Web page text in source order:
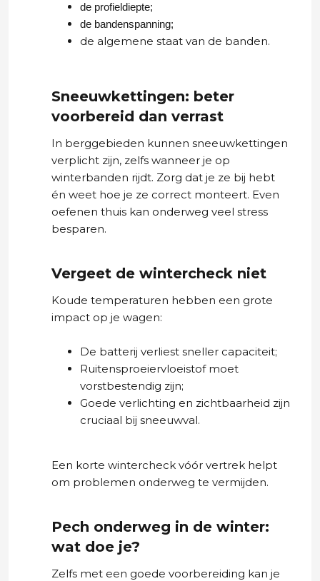
de profieldiepte;
de bandenspanning;
de algemene staat van de banden.
Sneeuwkettingen: beter
voorbereid dan verrast
In berggebieden kunnen sneeuwkettingen
verplicht zijn, zelfs wanneer je op
winterbanden rijdt. Zorg dat je ze bij hebt
én weet hoe je ze correct monteert. Even
oefenen thuis kan onderweg veel stress
besparen.
Vergeet de wintercheck niet
Koude temperaturen hebben een grote
impact op je wagen:
De batterij verliest sneller capaciteit;
Ruitensproeiervloeistof moet
vorstbestendig zijn;
Goede verlichting en zichtbaarheid zijn
cruciaal bij sneeuwval.
Een korte wintercheck vóór vertrek helpt
om problemen onderweg te vermijden.
Pech onderweg in de winter:
wat doe je?
Zelfs met een goede voorbereiding kan je